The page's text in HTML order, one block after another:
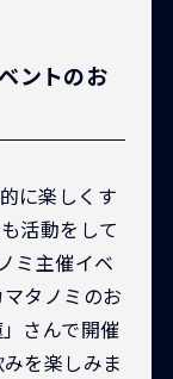
ントのお
に楽しくす
活動をして
ミ主催イベ
タノミのお
さんで開催
を楽しみま